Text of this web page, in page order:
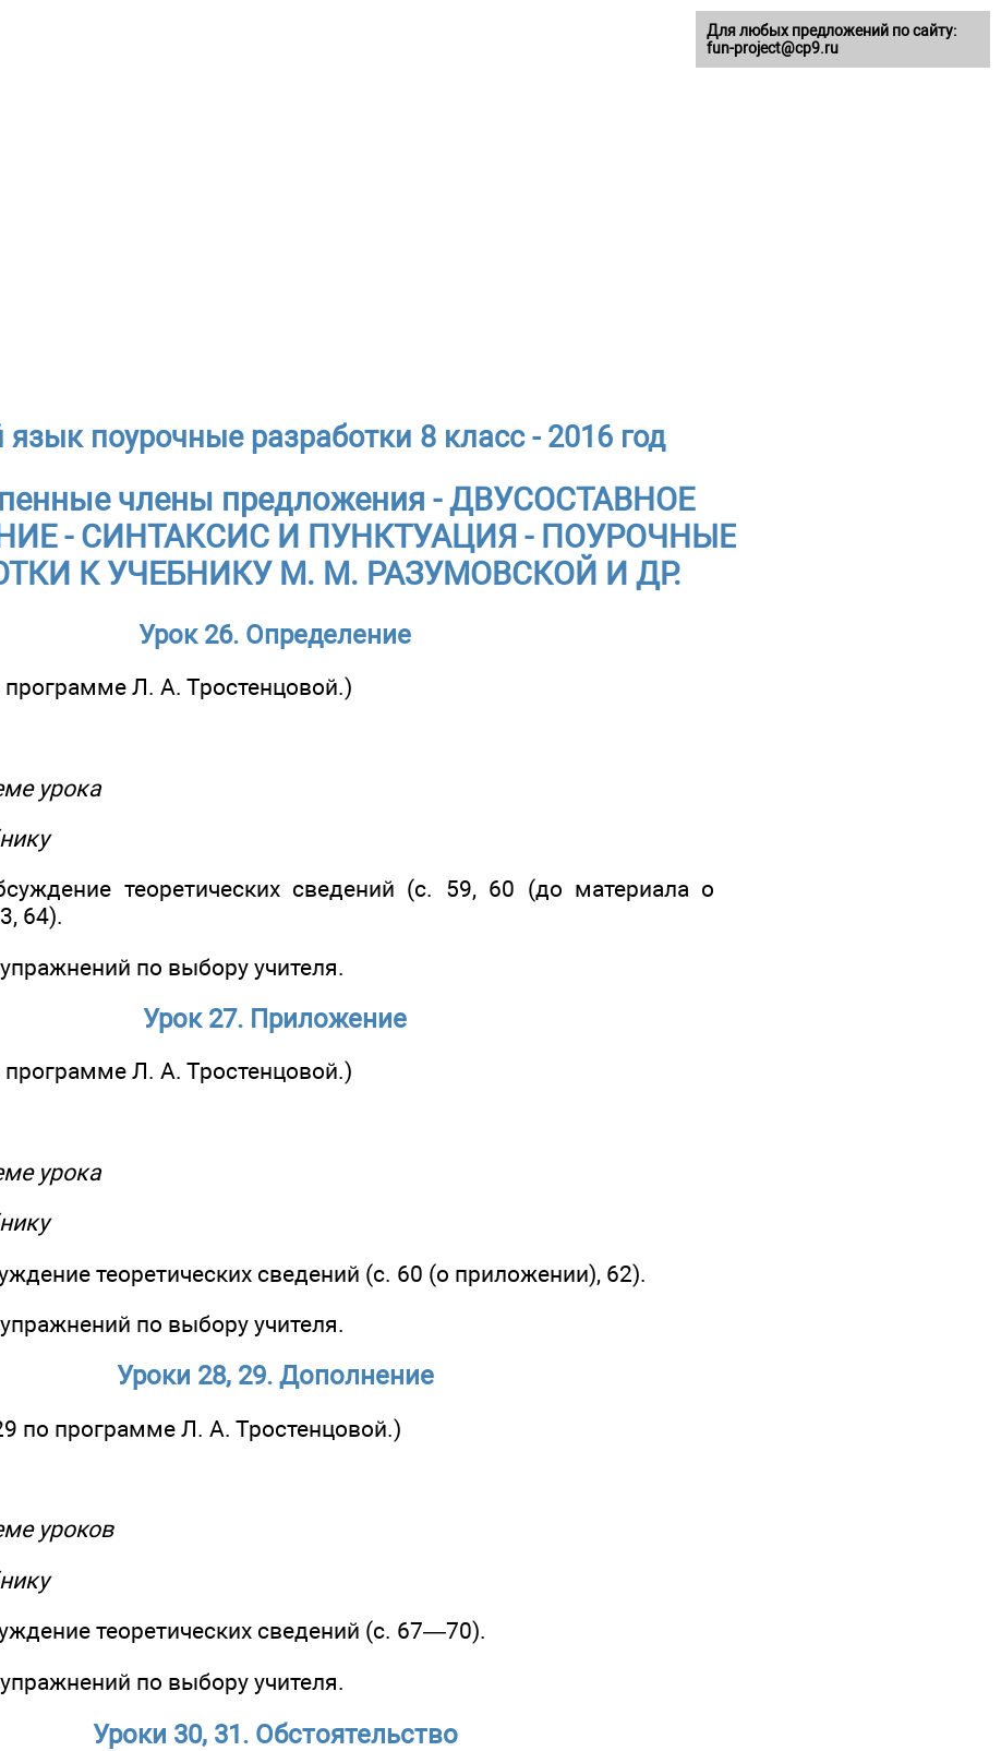
язык поурочные разработки 8 класс - 2016 год
члены предложения - ДВУСОСТАВНОЕ
- СИНТАКСИС И ПУНКТУАЦИЯ - ПОУРОЧНЫЕ
К УЧЕБНИКУ М. М. РАЗУМОВСКОЙ И ДР.
Урок 26. Определение
Л. А. Тростенцовой.)
урока
теоретических сведений (с. 59, 60 (до материала о
64).
по выбору учителя.
Урок 27. Приложение
Л. А. Тростенцовой.)
урока
теоретических сведений (с. 60 (о приложении), 62).
по выбору учителя.
Уроки 28, 29. Дополнение
по программе Л. А. Тростенцовой.)
уроков
теоретических сведений (с. 67—70).
по выбору учителя.
Уроки 30, 31. Обстоятельство
Для любых предложений по сайту:
fun-project@cp9.ru